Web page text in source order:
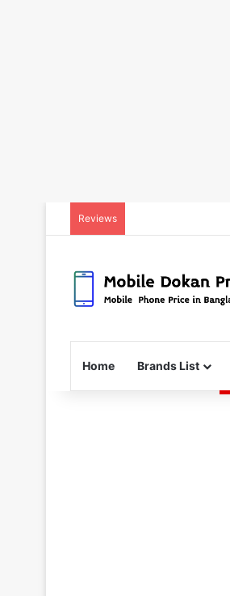
Reviews
Home Brands List